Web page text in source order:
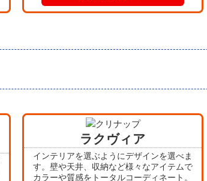
ラクヴィア
インテリアを選ぶようにデザインを選べま
す。壁や天井、収納など様々なアイテムで
カラーや質感をトータルコーディネート。